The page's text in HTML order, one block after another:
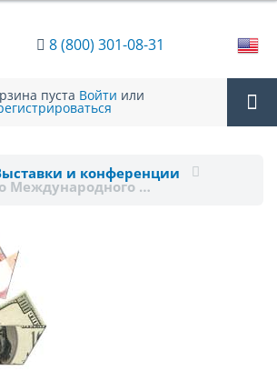
8 (800) 301-08-31
пуста Войти или
и конференции
Международного …